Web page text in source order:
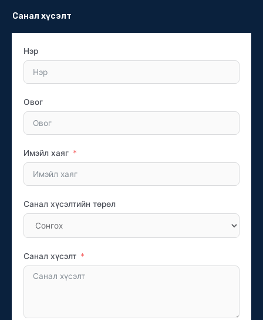
Санал хүсэлт
Нэр
Овог
Имэйл хаяг
Санал хүсэлтийн төрөл
Санал хүсэлт